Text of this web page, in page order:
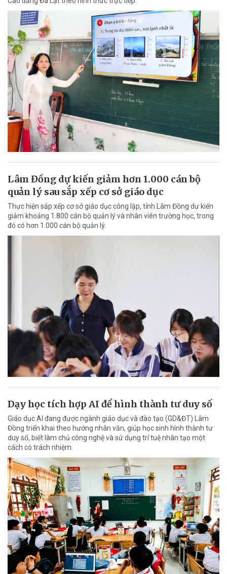
Lâm Đồng dự kiến giảm hơn 1.000 cán bộ
quản lý sau sắp xếp cơ sở giáo dục
Thực hiện sắp xếp cơ sở giáo dục công lập, tỉnh Lâm Đồng dự kiến
giảm khoảng 1.800 cán bộ quản lý và nhân viên trường học, trong
đó có hơn 1.000 cán bộ quản lý.
Dạy học tích hợp AI để hình thành tư duy số
Giáo dục AI đang được ngành giáo dục và đào tạo (GD&ĐT) Lâm
Đồng triển khai theo hướng nhân văn, giúp học sinh hình thành tư
duy số, biết làm chủ công nghệ và sử dụng trí tuệ nhân tạo một
cách có trách nhiệm.